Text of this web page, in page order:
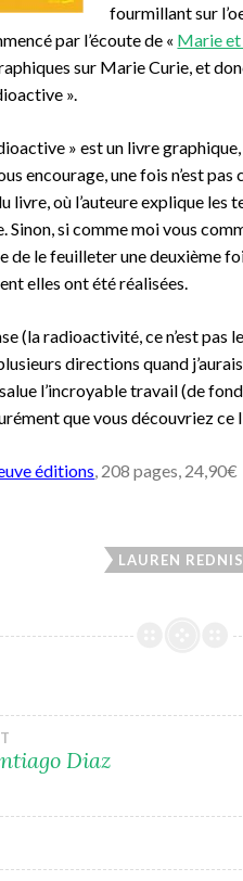
fourmillant sur
par l’écoute de « Marie
sur Marie Curie, et
».
» est un livre
encourage, une fois n’est
livre, où l’auteure explique les
Sinon, si comme moi vous
de le feuilleter une deuxième
elles ont été réalisées.
(la radioactivité, ce n’est pas
directions quand
l’incroyable travail (de
que vous découvriez ce
éditions, 208 pages, 24,90€
LAUREN
Diaz